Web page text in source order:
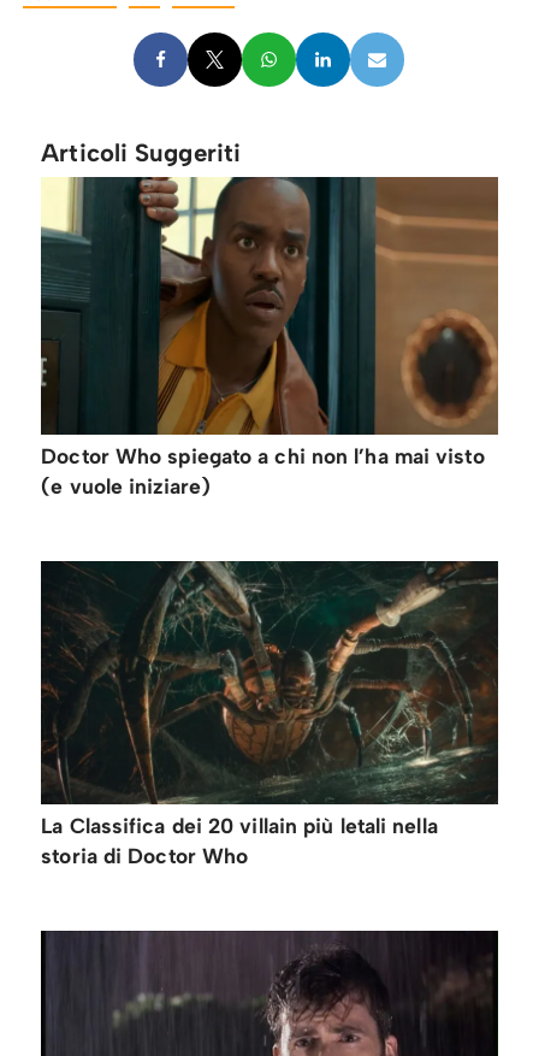
Articoli Suggeriti
Doctor Who spiegato a chi non l’ha mai visto
(e vuole iniziare)
La Classifica dei 20 villain più letali nella
storia di Doctor Who